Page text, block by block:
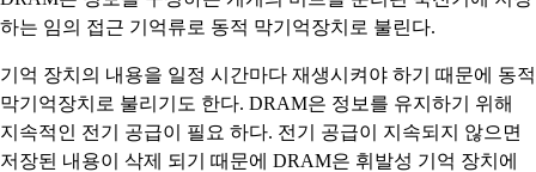
하는 임의 접근 기억류로 동적 막기억장치로 불린다.
기억 장치의 내용을 일정 시간마다 재생시켜야 하기 때문에 동적
막기억장치로 불리기도 한다. DRAM은 정보를 유지하기 위해
지속적인 전기 공급이 필요 하다. 전기 공급이 지속되지 않으면
저장된 내용이 삭제 되기 때문에 DRAM은 휘발성 기억 장치에